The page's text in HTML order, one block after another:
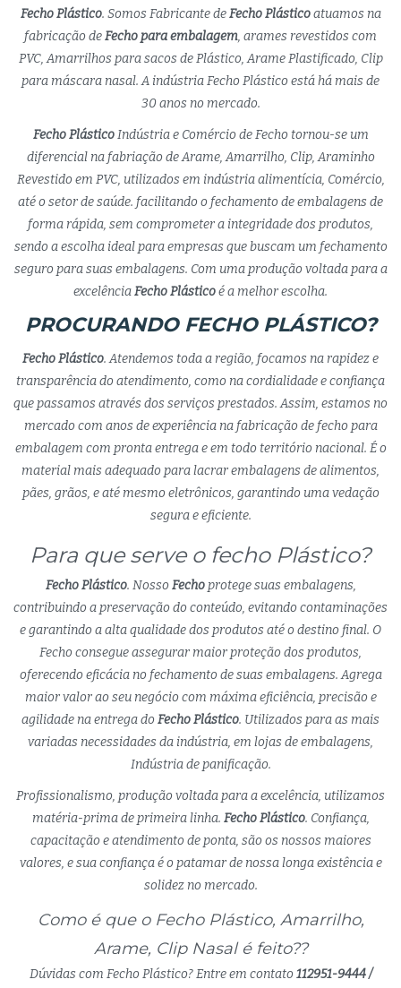
Fecho Plástico. Somos Fabricante deFecho Plásticoatuamos na
fabricação deFecho para embalagem, arames revestidos com
PVC, Amarrilhos para sacos de Plástico, Arame Plastificado, Clip
para máscara nasal. A indústria Fecho Plástico está há mais de
30 anos no mercado.
Fecho PlásticoIndústria e Comércio de Fecho tornou-se um
diferencial na fabriação de Arame, Amarrilho, Clip, Araminho
Revestido em PVC, utilizados em indústria alimentícia, Comércio,
até o setor de saúde. facilitando o fechamento de embalagens de
forma rápida, sem comprometer a integridade dos produtos,
sendo a escolha ideal para empresas que buscam um fechamento
seguro para suas embalagens. Com uma produção voltada para a
excelênciaFecho Plásticoé a melhor escolha.
PROCURANDO FECHO PLÁSTICO?
Fecho Plástico. Atendemos toda a região, focamos na rapidez e
transparência do atendimento, como na cordialidade e confiança
que passamos através dos serviços prestados. Assim, estamos no
mercado com anos de experiência na fabricação de fecho para
embalagem com pronta entrega e em todo território nacional. É o
material mais adequado para lacrar embalagens de alimentos,
pães, grãos, e até mesmo eletrônicos, garantindo uma vedação
segura e eficiente.
Para que serve o fecho Plástico?
Fecho Plástico. Nosso Fechoprotege suas embalagens,
contribuindo a preservação do conteúdo, evitando contaminações
e garantindo a alta qualidade dos produtos até o destino final. O
Fecho consegue assegurar maior proteção dos produtos,
oferecendo eficácia no fechamento de suas embalagens. Agrega
maior valor ao seu negócio com máxima eficiência, precisão e
agilidade na entrega do Fecho Plástico. Utilizados para as mais
variadas necessidades da indústria, em lojas de embalagens,
Indústria de panificação.
Profissionalismo, produção voltada para a excelência, utilizamos
matéria-prima de primeira linha. Fecho Plástico. Confiança,
capacitação e atendimento de ponta, são os nossos maiores
valores, e sua confiança é o patamar de nossa longa existência e
solidez no mercado.
Como é que o Fecho Plástico, Amarrilho,
Arame, Clip Nasal é feito??
Dúvidas com Fecho Plástico? Entre em contato 112951-9444 /